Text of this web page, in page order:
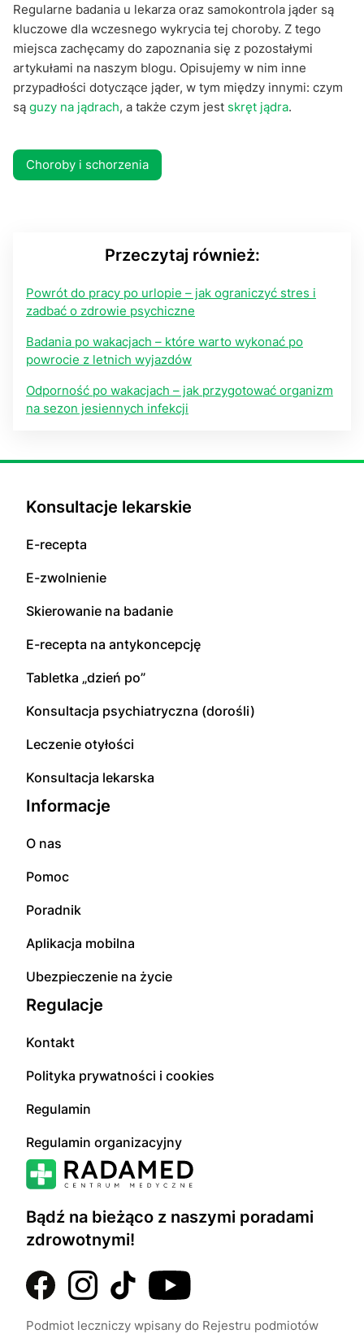
Regularne badania u lekarza oraz samokontrola jąder są
kluczowe dla wczesnego wykrycia tej choroby. Z tego
miejsca zachęcamy do zapoznania się z pozostałymi
artykułami na naszym blogu. Opisujemy w nim inne
przypadłości dotyczące jąder, w tym między innymi: czym
są guzy na jądrach, a także czym jest skręt jądra.
Choroby i schorzenia
Przeczytaj również:
Powrót do pracy po urlopie – jak ograniczyć stres i
zadbać o zdrowie psychiczne
Badania po wakacjach – które warto wykonać po
powrocie z letnich wyjazdów
Odporność po wakacjach – jak przygotować organizm
na sezon jesiennych infekcji
Bądź na bieżąco z naszymi poradami
zdrowotnymi!
Podmiot leczniczy wpisany do Rejestru podmiotów
Konsultacje lekarskie
E-recepta
E-zwolnienie
Skierowanie na badanie
E-recepta na antykoncepcję
Tabletka „dzień po”
Konsultacja psychiatryczna (dorośli)
Leczenie otyłości
Konsultacja lekarska
Informacje
O nas
Pomoc
Poradnik
Aplikacja mobilna
Ubezpieczenie na życie
Regulacje
Kontakt
Polityka prywatności i cookies
Regulamin
Regulamin organizacyjny